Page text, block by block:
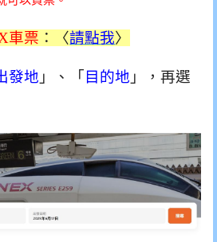
車票 ：〈請點我〉
發地 」、「 目的地 」，再選